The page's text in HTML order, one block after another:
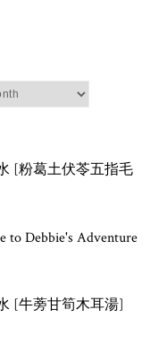
[粉葛土伏苓五指毛
to Debbie's Adventure
[牛蒡甘筍木耳湯]